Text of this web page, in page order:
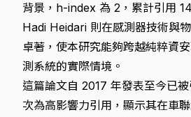
背景，h-index 為 2，累計引用
Hadi Heidari 則在感測器技術與
卓著，使本研究能夠跨越純粹資
測系統的實際情境。
這篇論文自 2017 年發表至今已
次為高影響力引用，顯示其在車